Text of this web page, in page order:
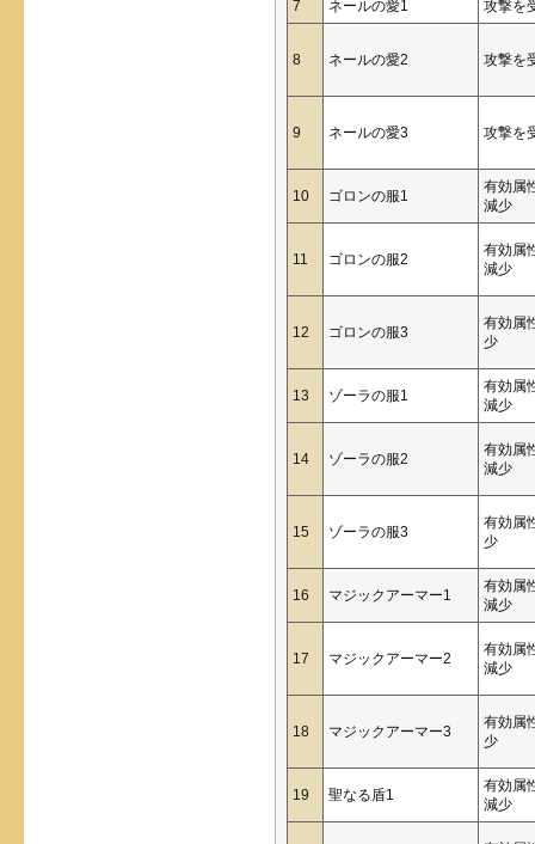
7 ネールの愛1 攻撃を
8 ネールの愛2 攻撃を
9 ネールの愛3 攻撃を
10 ゴロンの服1
有効属
減少
11 ゴロンの服2
有効属
減少
12 ゴロンの服3
有効属
少
13 ゾーラの服1
有効属
減少
14 ゾーラの服2
有効属
減少
15 ゾーラの服3
有効属
少
16 マジックアーマー1
有効属
減少
17 マジックアーマー2
有効属
減少
18 マジックアーマー3
有効属
少
19 聖なる盾1
有効属
減少